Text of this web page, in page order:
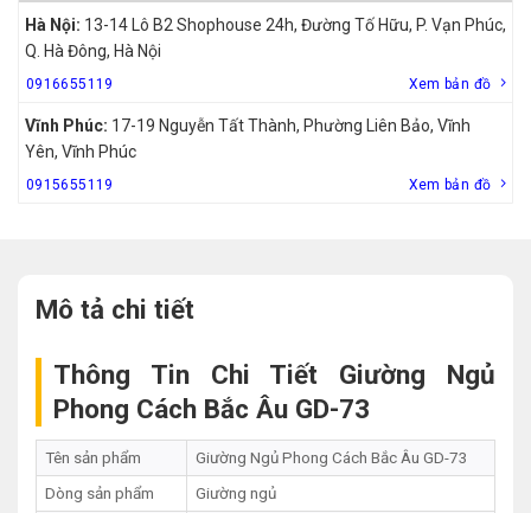
Hà Nội: 13-14 Lô B2 Shophouse 24h, Đường Tố Hữu, P. Vạn Phúc,
Q. Hà Đông, Hà Nội
0916655119 Xem bản đồ
Vĩnh Phúc: 17-19 Nguyễn Tất Thành, Phường Liên Bảo, Vĩnh
Yên, Vĩnh Phúc
0915655119 Xem bản đồ
Mô tả chi tiết
Thông Tin Chi Tiết Giường Ngủ
Phong Cách Bắc Âu GD-73
Tên sản phẩm
Giường Ngủ Phong Cách Bắc Âu GD-73
Dòng sản phẩm
Giường ngủ